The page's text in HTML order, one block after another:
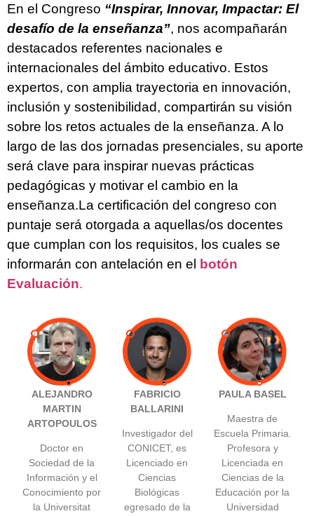
En el Congreso “Inspirar, Innovar, Impactar: El
desafío de la enseñanza”, nos acompañarán
destacados referentes nacionales e
internacionales del ámbito educativo. Estos
expertos, con amplia trayectoria en innovación,
inclusión y sostenibilidad, compartirán su visión
sobre los retos actuales de la enseñanza. A lo
largo de las dos jornadas presenciales, su aporte
será clave para inspirar nuevas prácticas
pedagógicas y motivar el cambio en la
enseñanza.La certificación del congreso con
puntaje será otorgada a aquellas/os docentes
que cumplan con los requisitos, los cuales se
informarán con antelación en el botón
Evaluación.
ALEJANDRO
MARTIN
ARTOPOULOS
Doctor en
Sociedad de la
Información y el
Conocimiento por
la Universitat
FABRICIO
BALLARINI
Investigador del
CONICET, es
Licenciado en
Ciencias
Biológicas
egresado de la
PAULA BASEL
Maestra de
Escuela Primaria.
Profesora y
Licenciada en
Ciencias de la
Educación por la
Universidad